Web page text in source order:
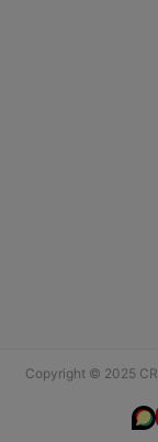
Copyright © 2025